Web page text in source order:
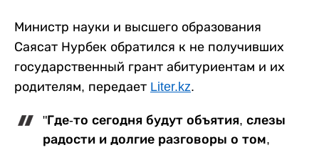
Министр науки и высшего образования
Саясат Нурбек обратился к не получивших
государственный грант абитуриентам и их
родителям, передает Liter.kz.
"Где-то сегодня будут объятия, слезы
радости и долгие разговоры о том,